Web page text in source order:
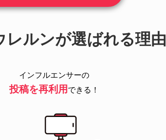
レルンが選ばれる理由
インフルエンサーの
投稿を再利用 できる！